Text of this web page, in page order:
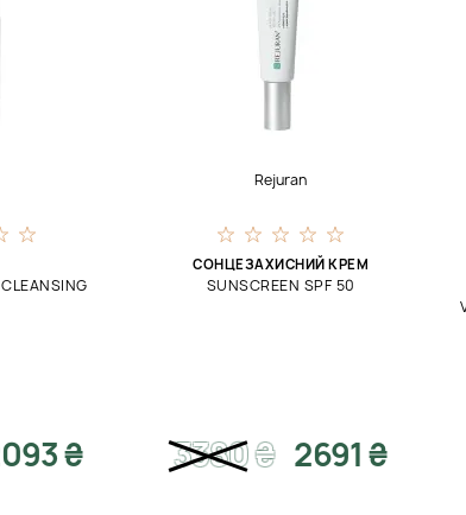
₴
Rejuran
СОНЦЕЗАХИСНИЙ КРЕМ
SUNSCREEN SPF 50
3380₴ 2691 ₴